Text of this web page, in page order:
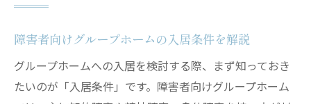
障害者向けグループホームの入居条件を解説
グループホームへの入居を検討する際、まず知っておき
たいのが「入居条件」です。障害者向けグループホーム